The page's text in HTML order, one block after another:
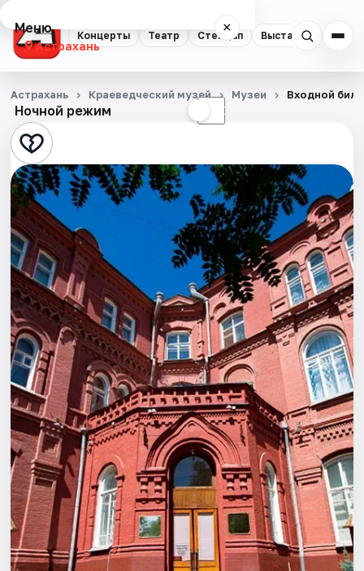
Концерты Театр Стендап Выставки
Меню ×
Астрахань
Концерты
Театр
Стендап
Выставки
Квесты
Экскурсии
Спорт
События
Города
Площадки
Артисты
Рейтинги
Ночной режим ☾
Астрахань Краеведческий музей Музеи Входной